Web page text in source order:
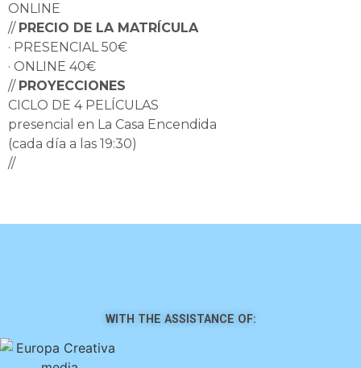
ONLINE
// PRECIO DE LA MATRÍCULA
· PRESENCIAL 50€
· ONLINE 40€
// PROYECCIONES
CICLO DE 4 PELÍCULAS
presencial en La Casa Encendida
(cada día a las 19:30)
//
WITH THE ASSISTANCE OF: